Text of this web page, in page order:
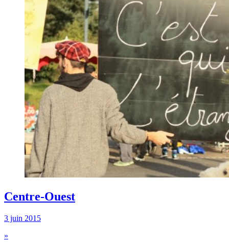
Centre-Ouest
3 juin 2015
»